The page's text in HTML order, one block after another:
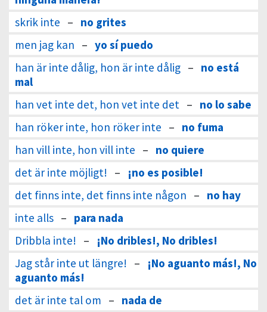
skrik inte – no grites
men jag kan – yo sí puedo
han är inte dålig, hon är inte dålig – no está
mal
han vet inte det, hon vet inte det – no lo sabe
han röker inte, hon röker inte – no fuma
han vill inte, hon vill inte – no quiere
det är inte möjligt! –
¡no es posible!
det finns inte, det finns inte någon – no hay
inte alls – para nada
Dribbla inte! –
¡No dribles!, No dribles!
Jag står inte ut längre! –
¡No aguanto más!, No
aguanto más!
det är inte tal om – nada de